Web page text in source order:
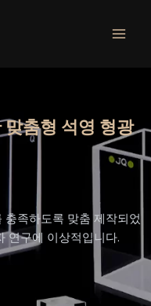
춤형 석영 형광
충족하도록 맞춤 제작되었
연구에 이상적입니다.